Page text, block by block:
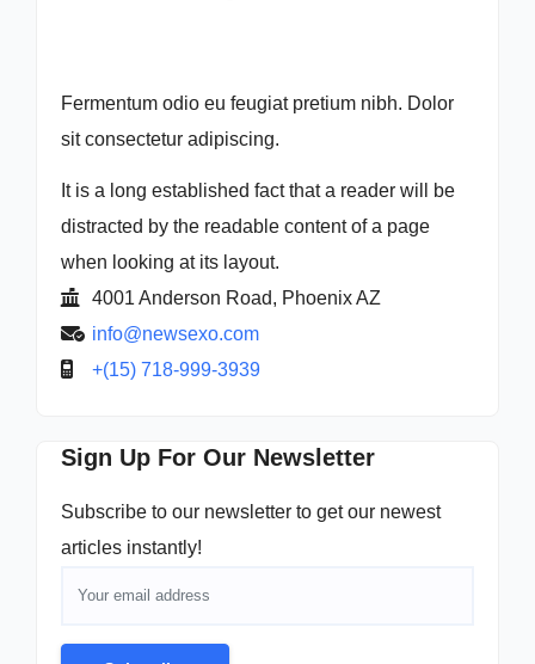
Fermentum odio eu feugiat pretium nibh. Dolor
sit consectetur adipiscing.
It is a long established fact that a reader will be
distracted by the readable content of a page
when looking at its layout.
4001 Anderson Road, Phoenix AZ
info@newsexo.com
+(15) 718-999-3939
Sign Up For Our Newsletter
Subscribe to our newsletter to get our newest
articles instantly!